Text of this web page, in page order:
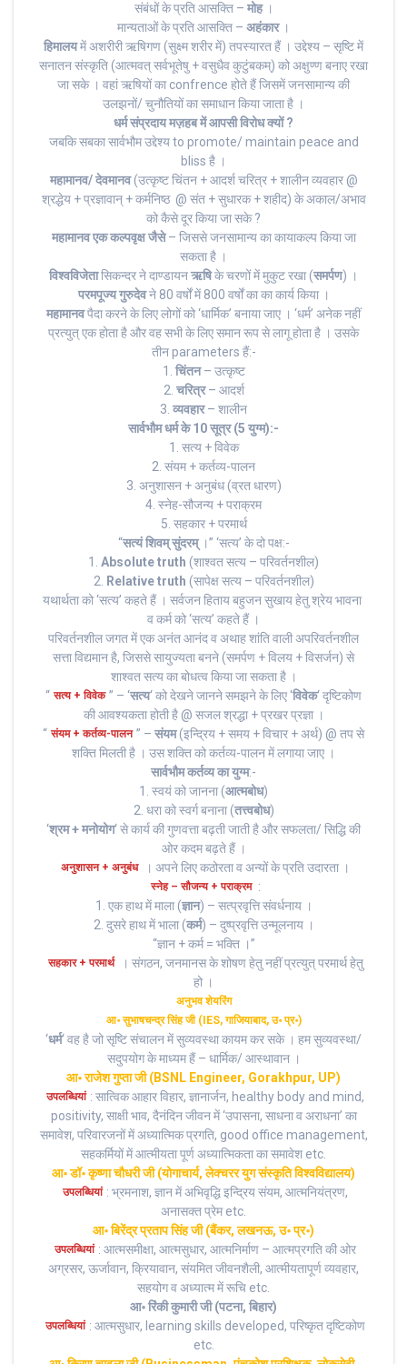
संबंधों के प्रति आसक्ति – मोह।
मान्यताओं के प्रति आसक्ति – अहंकार।
हिमालयमें अशरीरी ऋषिगण (सुक्ष्म शरीर में) तपस्यारत हैं । उद्देश्य – सृष्टि में
सनातन संस्कृति (आत्मवत् सर्वभूतेषु + वसुधैव कुटुंबकम्) को अक्षुण्ण बनाए रखा
जा सके । वहां ऋषियों का confrence होते हैं जिसमें जनसामान्य की
उलझनों/ चुनौतियों का समाधान किया जाता है ।
धर्म संप्रदाय मज़हब में आपसी विरोध क्यों ?
जबकि सबका सार्वभौम उद्देश्य to promote/ maintain peace and
bliss है ।
महामानव/ देवमानव(उत्कृष्ट चिंतन + आदर्श चरित्र + शालीन व्यवहार @
श्रद्धेय + प्रज्ञावान् + कर्मनिष्ठ @ संत + सुधारक + शहीद) के अकाल/अभाव
को कैसे दूर किया जा सके ?
महामानव एक कल्पवृक्ष जैसे– जिससे जनसामान्य का कायाकल्प किया जा
सकता है ।
विश्वविजेतासिकन्दर ने दाण्डायनऋषिके चरणों में मुकुट रखा (समर्पण) ।
परमपूज्य गुरुदेवने 80 वर्षों में 800 वर्षों का का कार्य किया ।
महामानवपैदा करने के लिए लोगों को ‘धार्मिक’ बनाया जाए । ‘धर्म’ अनेक नहीं
प्रत्युत् एक होता है और वह सभी के लिए समान रूप से लागू होता है । उसके
तीन parameters हैं:-
1. चिंतन– उत्कृष्ट
2. चरित्र– आदर्श
3. व्यवहार– शालीन
सार्वभौम धर्म के 10 सूत्र (5 युग्म):-
1. सत्य + विवेक
2. संयम + कर्तव्य-पालन
3. अनुशासन + अनुबंध (व्रत धारण)
4. स्नेह-सौजन्य + पराक्रम
5. सहकार + परमार्थ
“सत्यं शिवम् सुंदरम्‌।” ‘सत्य’ के दो पक्ष:-
1. Absolute truth (शाश्वत सत्य – परिवर्तनशील)
2. Relative truth (सापेक्ष सत्य – परिवर्तनशील)
यथार्थता को ‘सत्य’ कहते हैं । सर्वजन हिताय बहुजन सुखाय हेतु श्रेय भावना
व कर्म को ‘सत्य’ कहते हैं ।
परिवर्तनशील जगत में एक अनंत आनंद व अथाह शांति वाली अपरिवर्तनशील
सत्ता विद्यमान है, जिससे सायुज्यता बनने (समर्पण + विलय + विसर्जन) से
शाश्वत सत्य का बोधत्व किया जा सकता है ।
“ सत्य + विवेक ” – ‘सत्य‘ को देखने जानने समझने के लिए ‘विवेक‘ दृष्टिकोण
की आवश्यकता होती है @ सजल श्रद्धा + प्रखर प्रज्ञा ।
“ संयम + कर्तव्य-पालन ” – संयम(इन्द्रिय + समय + विचार + अर्थ) @ तप से
शक्ति मिलती है । उस शक्ति को कर्तव्य-पालन में लगाया जाए ।
सार्वभौम कर्तव्य का युग्म:-
1. स्वयं को जानना (आत्मबोध)
2. धरा को स्वर्ग बनाना (तत्त्वबोध)
‘श्रम + मनोयोग‘ से कार्य की गुणवत्ता बढ़ती जाती है और सफलता/ सिद्धि की
ओर कदम बढ़ते हैं ।
अनुशासन + अनुबंध । अपने लिए कठोरता व अन्यों के प्रति उदारता ।
स्नेह – सौजन्य + पराक्रम
:
1. एक हाथ में माला (ज्ञान) – सत्प्रवृत्ति संवर्धनाय ।
2. दुसरे हाथ में भाला (कर्म) – दुष्प्रवृत्ति उन्मूलनाय ।
“ज्ञान + कर्म = भक्ति ‌।”
सहकार + परमार्थ
। संगठन, जनमानस के शोषण हेतु नहीं प्रत्युत् परमार्थ हेतु
हो ।
अनुभव शेयरिंग
आ॰ सुभाषचन्द्र सिंह जी (IES, गाजियाबाद, उ॰ प्र॰)
‘धर्म‘ वह है जो सृष्टि संचालन में सुव्यवस्था कायम कर सके ‌। हम सुव्यवस्था/
सदुपयोग के माध्यम हैं – धार्मिक/ आस्थावान ।
आ॰ राजेश गुप्ता जी (BSNL Engineer, Gorakhpur, UP)
उपलब्धियां : सात्विक आहार विहार, ज्ञानार्जन, healthy body and mind,
positivity, साक्षी भाव, दैनंदिन जीवन में ‘उपासना, साधना व अराधना’ का
समावेश, परिवारजनों में अध्यात्मिक प्रगति, good office management,
सहकर्मियों में आत्मीयता पूर्ण अध्यात्मिकता का समावेश etc.
आ॰ डॉ॰ कृष्णा चौधरी जी (योगाचार्य, लेक्चरर युग संस्कृति विश्वविद्यालय)
उपलब्धियां : भ्रमनाश, ज्ञान में अभिवृद्धि इन्द्रिय संयम, आत्मनियंत्रण,
अनासक्त प्रेम etc.
आ॰ बिरेंद्र प्रताप सिंह जी (बैंकर, लखनऊ, उ॰ प्र॰)
उपलब्धियां : आत्मसमीक्षा, आत्मसुधार, आत्मनिर्माण – आत्मप्रगति की ओर
अग्रसर, ऊर्जावान, क्रियावान, संयमित जीवनशैली, आत्मीयतापूर्ण व्यवहार,
सहयोग व अध्यात्म में रूचि etc.
आ॰ रिंकी कुमारी जी (पटना, बिहार)
उपलब्धियां : आत्मसुधार, learning skills developed, परिष्कृत दृष्टिकोण
etc.